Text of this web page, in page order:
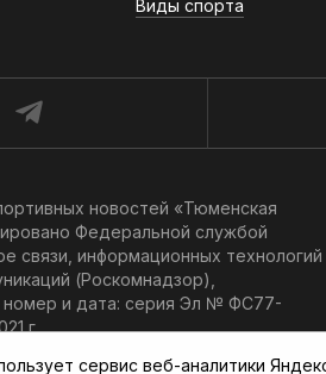
Виды спорта
новостей «Тюменская
Федеральной службой
связи, информационных технологий
(Роскомнадзор),
номер и дата: серия Эл № ФС77-
г.
сервис веб-аналитики